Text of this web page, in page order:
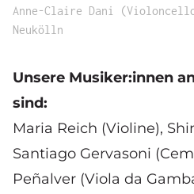
Anne-Claire Dani
Neukölln
Unsere Musiker:innen
sind:
Maria Reich (Violine),
Santiago Gervasoni
Peñalver (Viola da